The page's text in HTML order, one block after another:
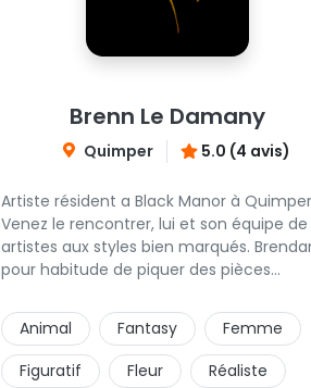
Brenn Le Damany
Quimper 5.0 (4 avis)
Artiste résident a Black Manor à
Venez le rencontrer, lui et son équipe de
artistes aux styles bien marqués.
pour habitude de piquer des pièces
recommande de le contacter afin de
discuter de votre projet avec lui.
Animal Fantasy
Femme
Figuratif
Fleur Réaliste